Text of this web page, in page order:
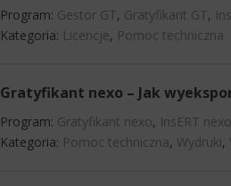
Program: Gestor GT, Gratyfikant GT,
Kategoria: Licencje, Pomoc techniczna
Gratyfikant nexo – Jak
Program: Gratyfikant nexo, InsERT nexo
Kategoria: Pomoc techniczna, Wydruki,